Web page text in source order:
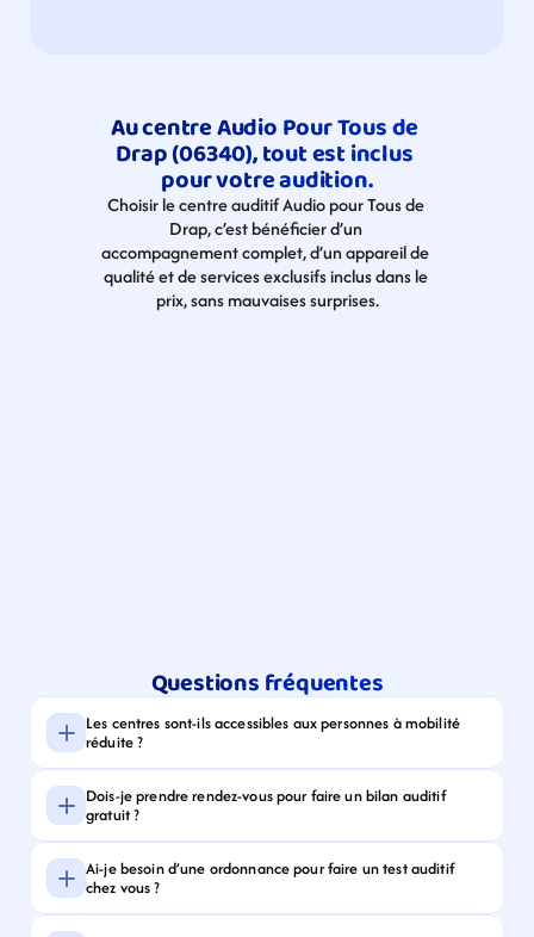
Au centre Audio Pour Tous de
Drap (06340), tout est inclus
pour votre audition.
Choisir le centre auditif Audio pour Tous de
Drap, c’est bénéficier d’un
accompagnement complet, d’un appareil de
qualité et de services exclusifs inclus dans le
prix, sans mauvaises surprises.
Questions fréquentes
Les centres sont-ils accessibles aux personnes à mobilité
réduite ?
Dois-je prendre rendez-vous pour faire un bilan auditif
gratuit ?
Ai-je besoin d’une ordonnance pour faire un test auditif
chez vous ?